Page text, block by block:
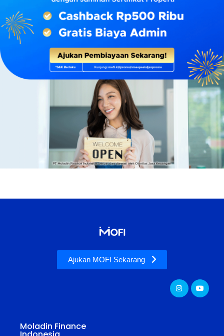
Ajukan MOFI Sekarang
Moladin Finance